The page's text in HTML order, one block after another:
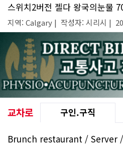
스위치2버전 젤다 왕국의눈물
지역: Calgary | 작성자: 시리시 |
교차로 구인.구직
Brunch restaurant / Server